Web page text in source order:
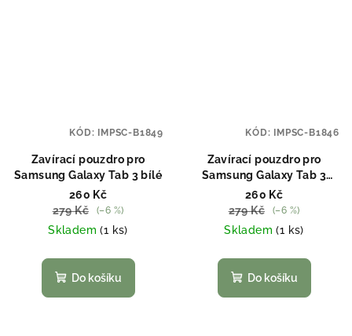
Zavírací pouzdro pro
Samsung Galaxy Tab 3 bílé
260 Kč
279 Kč
(–6 %)
Skladem(1 ks)
Do košíku
KÓD: IMPSC-B1849
Zavírací pouzdro pro
Samsung Galaxy Tab 3
černé
260 Kč
279 Kč
(–6 %)
Skladem(1 ks)
Do košíku
KÓD: IMPSC-B1846